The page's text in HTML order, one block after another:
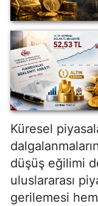
Küresel
düşüş eğilimi
uluslararası
gerilemesi